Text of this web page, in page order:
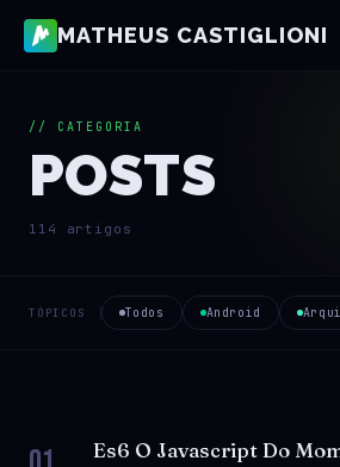
MATHEUS CASTIGLIONI
// CATEGORIA
POSTS
114 artigos
TÓPICOS Todos Android
Es6 O Javascript Do